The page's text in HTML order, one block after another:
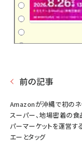
前の記事
Amazonが沖縄で初のネ
スーパー、地場密着の食
パーマーケットを運営す
エーとタッグ